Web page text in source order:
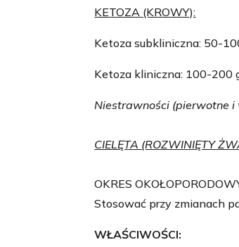
KETOZA (KROWY):
Ketoza subkliniczna: 50-
Ketoza kliniczna: 100-200
Niestrawności (pierwotne
CIELĘTA (ROZWINIĘTY
OKRES
Stosować przy zmianach
WŁAŚCIWOŚCI: